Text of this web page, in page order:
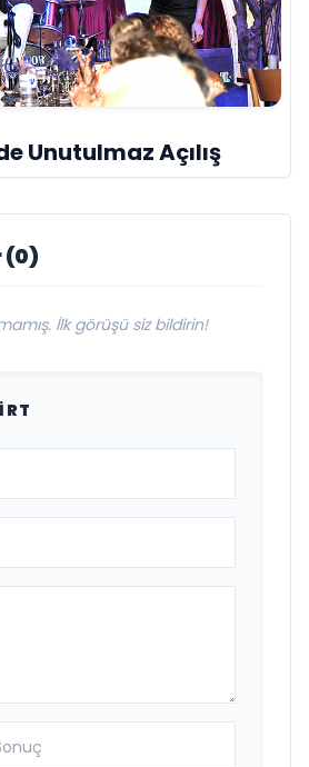
Unutulmaz Açılış
(0)
İlk görüşü siz bildirin!